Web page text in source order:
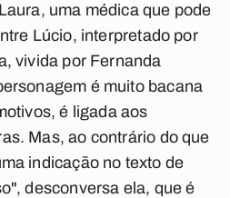
uma médica que pode
Lúcio, interpretado por
vivida por Fernanda
é muito bacana
é ligada aos
Mas, ao contrário do que
indicação no texto de
desconversa ela, que é